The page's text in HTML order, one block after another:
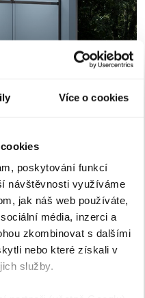
Více o cookies
poskytování funkcí
návštěvnosti využíváme
jak náš web používáte,
média, inzerci a
zkombinovat s dalšími
nebo které získali v
služby.
lišty
lištpevně drží
samovolnému